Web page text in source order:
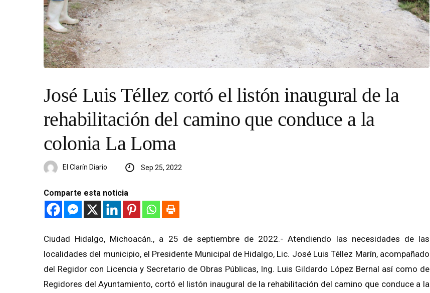
José Luis Téllez cortó el listón inaugural de la
rehabilitación del camino que conduce a la
colonia La Loma
El Clarín Diario Sep 25, 2022
Comparte esta noticia
Ciudad Hidalgo, Michoacán., a 25 de septiembre de 2022.- Atendiendo las necesidades de las
localidades del municipio, el Presidente Municipal de Hidalgo, Lic. José Luis Téllez Marín, acompañado
del Regidor con Licencia y Secretario de Obras Públicas, Ing. Luis Gildardo López Bernal así como de
Regidores del Ayuntamiento, cortó el listón inaugural de la rehabilitación del camino que conduce a la